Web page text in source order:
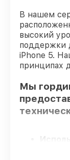
В нашем
высокий
поддержки
iPhone 5.
принципах
Мы